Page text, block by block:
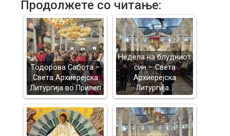
Продолжете со читање:
Тодорова Сабота –
Света Архиерејска
Литургија во Прилеп
Недела на блудниот
син – Света
Архиерејска
Литургија…